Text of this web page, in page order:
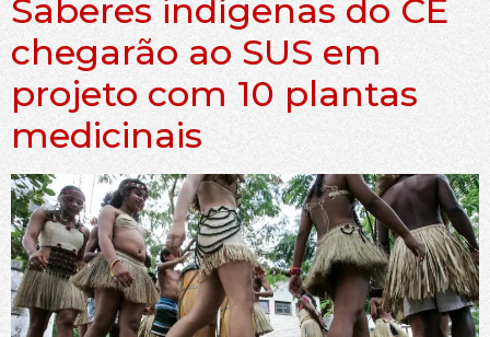
Saberes indígenas do CE
chegarão ao SUS em
projeto com 10 plantas
medicinais